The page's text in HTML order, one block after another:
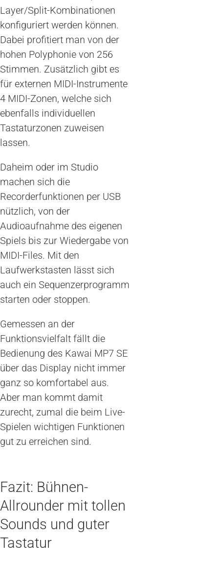
Layer/Split-Kombinationen
konfiguriert werden können.
Dabei profitiert man von der
hohen Polyphonie von 256
Stimmen. Zusätzlich gibt es
für externen MIDI-Instrumente
4 MIDI-Zonen, welche sich
ebenfalls individuellen
Tastaturzonen zuweisen
lassen.
Daheim oder im Studio
machen sich die
Recorderfunktionen per USB
nützlich, von der
Audioaufnahme des eigenen
Spiels bis zur Wiedergabe von
MIDI-Files. Mit den
Laufwerkstasten lässt sich
auch ein Sequenzerprogramm
starten oder stoppen.
Gemessen an der
Funktionsvielfalt fällt die
Bedienung des Kawai MP7 SE
über das Display nicht immer
ganz so komfortabel aus.
Aber man kommt damit
zurecht, zumal die beim Live-
Spielen wichtigen Funktionen
gut zu erreichen sind.
Fazit: Bühnen-
Allrounder mit tollen
Sounds und guter
Tastatur